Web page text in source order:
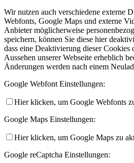
Wir nutzen auch verschiedene externe
Webfonts, Google Maps und externe
Anbieter möglicherweise
speichern, können Sie diese hier
dass eine Deaktivierung dieser Cookies
Aussehen unserer Webseite erheblich
Änderungen werden nach einem
Google Webfont Einstellungen:
Hier klicken, um Google Webfonts
Google Maps Einstellungen:
Hier klicken, um Google Maps zu
Google reCaptcha Einstellungen: